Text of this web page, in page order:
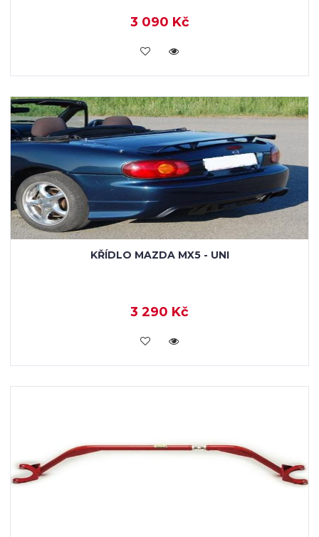
3 090 Kč
KOUPIT
KŘÍDLO MAZDA MX5 - UNI
3 290 Kč
KOUPIT